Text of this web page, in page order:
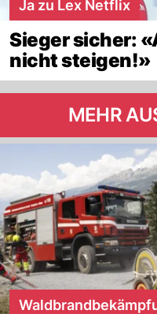
Ja zu Lex Netflix
Sieger sicher:
nicht steigen!»
MEHR